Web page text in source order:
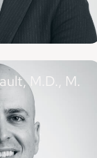
M.D., M.
Charles-
programme de
Laval